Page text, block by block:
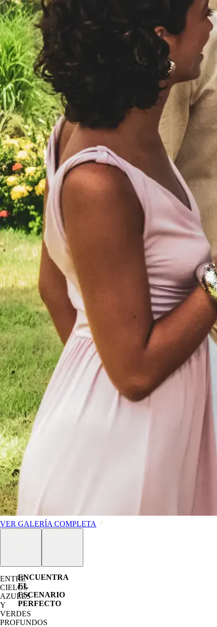
VER GALERÍA COMPLETA
ENTRE
CIELOS
AZULES
Y
VERDES
PROFUNDOS
ENCUENTRA
EL
ESCENARIO
PERFECTO